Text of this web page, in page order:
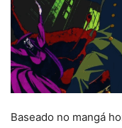
Baseado no mangá